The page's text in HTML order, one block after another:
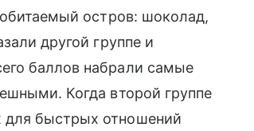
остров: шоколад,
другой группе и
баллов набрали самые
Когда второй группе
для быстрых отношений